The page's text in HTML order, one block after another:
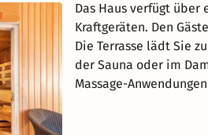
Das Haus verfügt
Kraftgeräten. Den
Die Terrasse lädt Sie
der Sauna oder im
Massage-